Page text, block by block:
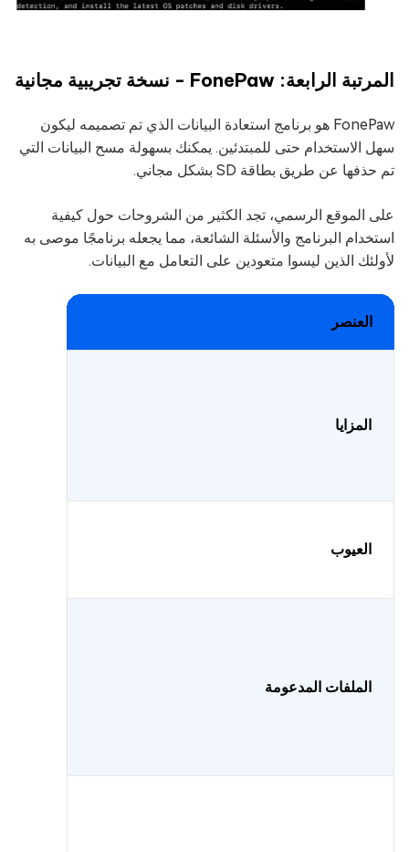
المرتبة الرابعة: FonePaw - نسخة تجريبية مجانية
FonePaw هو برنامج استعادة البيانات الذي تم تصميمه ليكون
سهل الاستخدام حتى للمبتدئين. يمكنك بسهولة مسح البيانات التي
تم حذفها عن طريق بطاقة SD بشكل مجاني.
على الموقع الرسمي، تجد الكثير من الشروحات حول كيفية
استخدام البرنامج والأسئلة الشائعة، مما يجعله برنامجًا موصى به
لأولئك الذين ليسوا متعودين على التعامل مع البيانات.
العنصر
المزايا
العيوب
الملفات المدعومة